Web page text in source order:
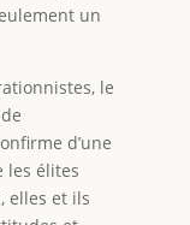
un
le
d’une
les élites
elles et ils